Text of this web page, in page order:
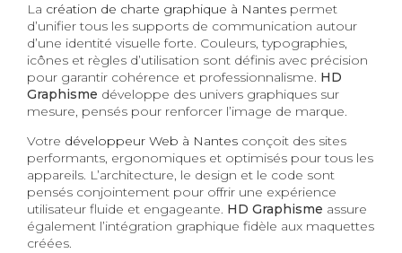
La création de charte graphique à Nantes permet
d’unifier tous les supports de communication autour
d’une identité visuelle forte. Couleurs, typographies,
icônes et règles d’utilisation sont définis avec précision
pour garantir cohérence et professionnalisme. HD
Graphisme développe des univers graphiques sur
mesure, pensés pour renforcer l’image de marque.
Votre développeur Web à Nantes conçoit des sites
performants, ergonomiques et optimisés pour tous les
appareils. L’architecture, le design et le code sont
pensés conjointement pour offrir une expérience
utilisateur fluide et engageante. HD Graphisme assure
également l’intégration graphique fidèle aux maquettes
créées.